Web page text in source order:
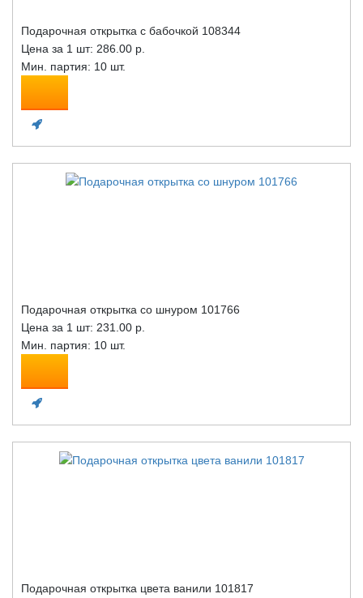
Подарочная открытка с бабочкой 108344
Цена за 1 шт: 286.00 р.
Мин. партия: 10 шт.
Подарочная открытка со шнуром 101766
Цена за 1 шт: 231.00 р.
Мин. партия: 10 шт.
Подарочная открытка цвета ванили 101817